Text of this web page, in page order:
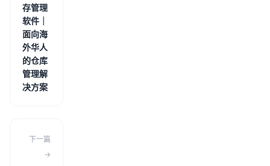
存管理
软件｜
面向海
外华人
的仓库
管理解
决方案
下一篇
→